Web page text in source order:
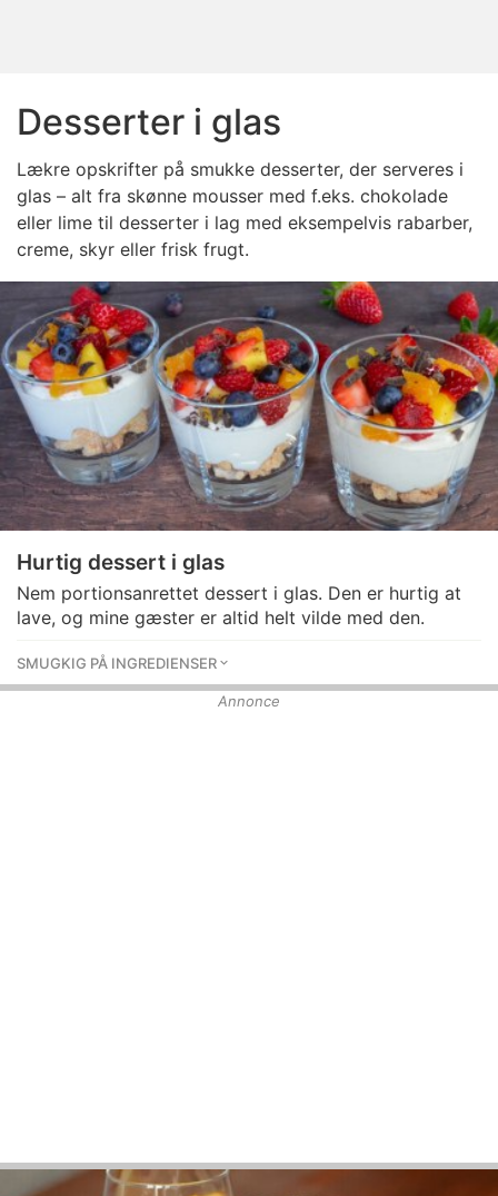
Desserter i glas
Lækre opskrifter på smukke desserter, der serveres i
glas – alt fra skønne mousser med f.eks. chokolade
eller lime til desserter i lag med eksempelvis rabarber,
creme, skyr eller frisk frugt.
Hurtig dessert i glas
Nem portionsanrettet dessert i glas. Den er hurtig at
lave, og mine gæster er altid helt vilde med den.
SMUGKIG PÅ INGREDIENSER
Annonce